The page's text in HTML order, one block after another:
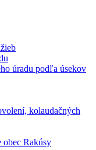
úradu podľa úsekov
kolaudačných
obec Rakúsy